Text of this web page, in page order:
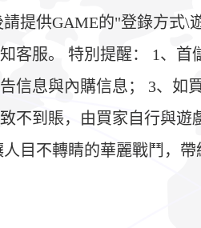
提供GAME的"登錄方式
客服。 特別提醒： 1、
信息與內購信息； 3、如
不到賬，由買家自行與
目不轉睛的華麗戰鬥，帶